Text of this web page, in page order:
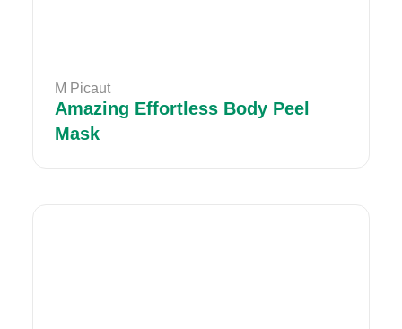
M Picaut
Amazing Effortless Body Peel
Mask